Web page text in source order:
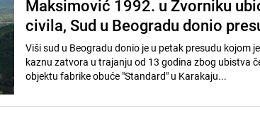
Maksimović 1992. u Zvorniku
civila, Sud u Beogradu donio
Viši sud u Beogradu donio je u petak presudu kojom
kaznu zatvora u trajanju od 13 godina zbog ubistva
objektu fabrike obuće "Standard" u Karakaju...